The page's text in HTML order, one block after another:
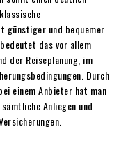
günstiger und bequemer
das vor allem
der Reiseplanung, im
Durch
einem Anbieter hat man
Anliegen und